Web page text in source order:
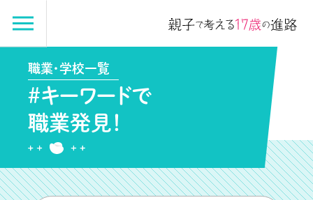
職業・学校一覧
#キーワードで
職業発見！